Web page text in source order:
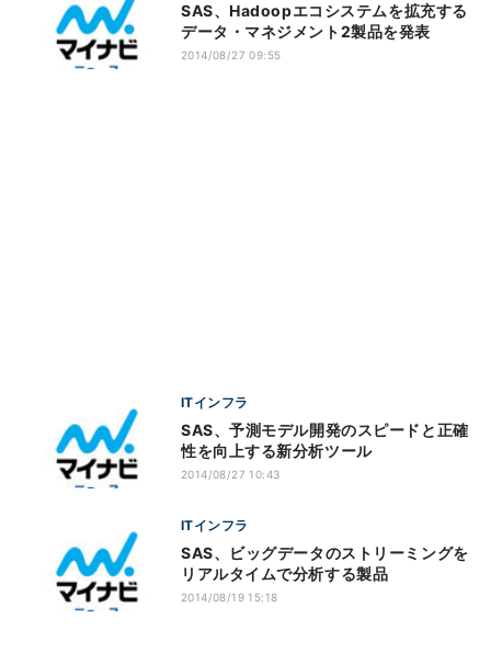
SAS、Hadoopエコシステムを拡充する
データ・マネジメント2製品を発表
2014/08/27 09:55
ITインフラ
SAS、予測モデル開発のスピードと正確
性を向上する新分析ツール
2014/08/27 10:43
ITインフラ
SAS、ビッグデータのストリーミングを
リアルタイムで分析する製品
2014/08/19 15:18